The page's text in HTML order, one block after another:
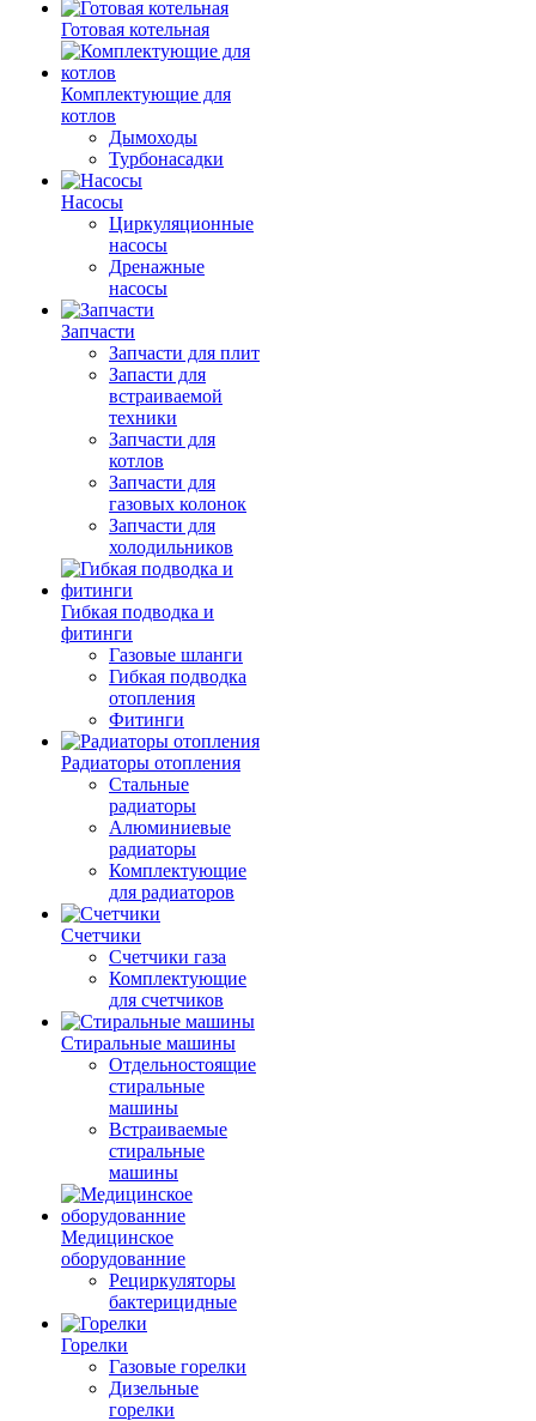
Готовая котельная
Комплектующие для
котлов
Дымоходы
Турбонасадки
Насосы
Циркуляционные
насосы
Дренажные
насосы
Запчасти
Запчасти для плит
Запасти для
встраиваемой
техники
Запчасти для
котлов
Запчасти для
газовых колонок
Запчасти для
холодильников
Гибкая подводка и
фитинги
Газовые шланги
Гибкая подводка
отопления
Фитинги
Радиаторы отопления
Стальные
радиаторы
Алюминиевые
радиаторы
Комплектующие
для радиаторов
Счетчики
Счетчики газа
Комплектующие
для счетчиков
Стиральные машины
Отдельностоящие
стиральные
машины
Встраиваемые
стиральные
машины
Медицинское
оборудованние
Рециркуляторы
бактерицидные
Горелки
Газовые горелки
Дизельные
горелки